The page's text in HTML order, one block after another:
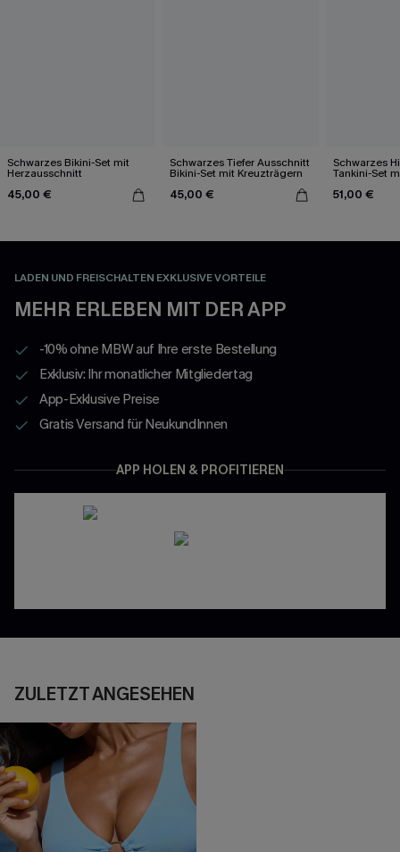
Schwarzes Bikini-Set mit
Herzausschnitt
45,00 €
Schwarzes Tiefer Ausschnitt
Bikini-Set mit Kreuzträgern
45,00 €
Schwarzes
Tankini-Set
51,00 €
LADEN UND FREISCHALTEN EXKLUSIVE VORTEILE
MEHR ERLEBEN MIT DER APP
-10% ohne MBW auf Ihre erste Bestellung
Exklusiv: Ihr monatlicher Mitgliedertag
App-Exklusive Preise
Gratis Versand für NeukundInnen
APP HOLEN & PROFITIEREN
ZULETZT ANGESEHEN